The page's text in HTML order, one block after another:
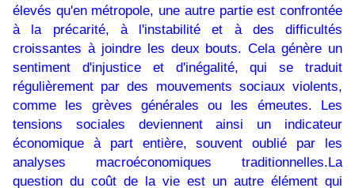
élevés qu'en métropole, une autre partie est confrontée
à la précarité, à l'instabilité et à des difficultés
croissantes à joindre les deux bouts. Cela génère un
sentiment d'injustice et d'inégalité, qui se traduit
régulièrement par des mouvements sociaux violents,
comme les grèves générales ou les émeutes. Les
tensions sociales deviennent ainsi un indicateur
économique à part entière, souvent oublié par les
analyses macroéconomiques traditionnelles.La
question du coût de la vie est un autre élément qui